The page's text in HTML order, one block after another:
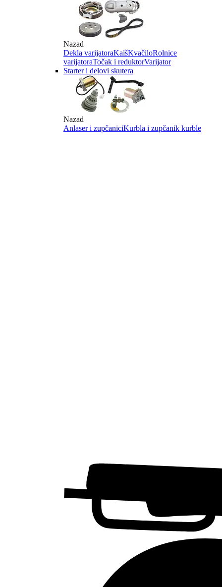
Nazad
Dekla varijatoraKaišKvačiloRolnice
varijatoraTočak i reduktorVarijator
Starter i delovi skutera
Nazad
Anlaser i zupčaniciKurbla i zupčanik kurble